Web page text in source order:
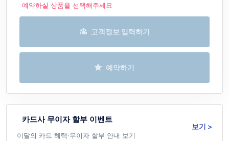
예약하실 상품을 선택해주세요
고객정보 입력하기
예약하기
카드사 무이자 할부 이벤트
이달의 카드 혜택·무이자 할부 안내 보기
보기 >